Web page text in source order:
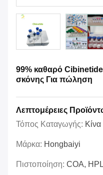
99% καθαρό
σκόνης Για πώληση
Λεπτομέρειες
Τόπος Καταγωγής: Κίνα
Μάρκα: Hongbaiyi
Πιστοποίηση: COA,